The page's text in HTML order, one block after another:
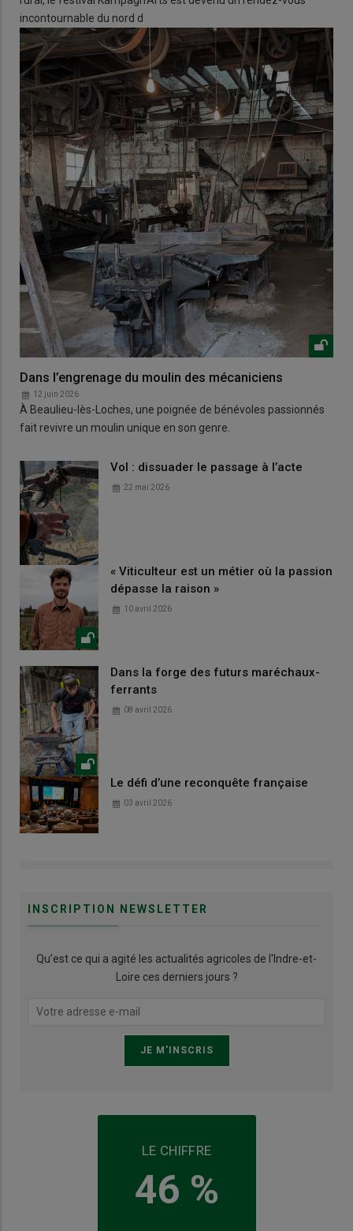
incontournable du nord d
Dans l’engrenage du moulin des mécaniciens
12 juin 2026
À Beaulieu-lès-Loches, une poignée de bénévoles passionnés
fait revivre un moulin unique en son genre.
Vol : dissuader le passage à l’acte
22 mai 2026
« Viticulteur est un métier où la passion
dépasse la raison »
10 avril 2026
Dans la forge des futurs maréchaux-
ferrants
08 avril 2026
Le défi d’une reconquête française
03 avril 2026
INSCRIPTION NEWSLETTER
Qu’est ce qui a agité les actualités agricoles de l'Indre-et-
Loire ces derniers jours ?
LE CHIFFRE
46 %